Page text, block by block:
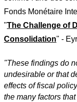
Fonds Monétaire
"The Challenge of
Consolidation" -
"These findings do
undesirable or that
effects of fiscal
the many factors